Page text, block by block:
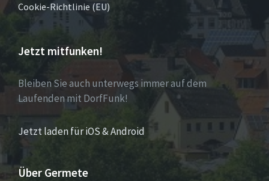
Cookie-Richtlinie (EU)
Jetzt mitfunken!
Bleiben Sie auch unterwegs immer auf dem
Laufenden mit DorfFunk!
Jetzt laden für iOS & Android
Über Germete